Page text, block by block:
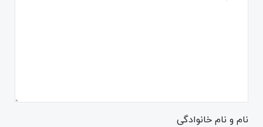
نام و نام خانوادگی